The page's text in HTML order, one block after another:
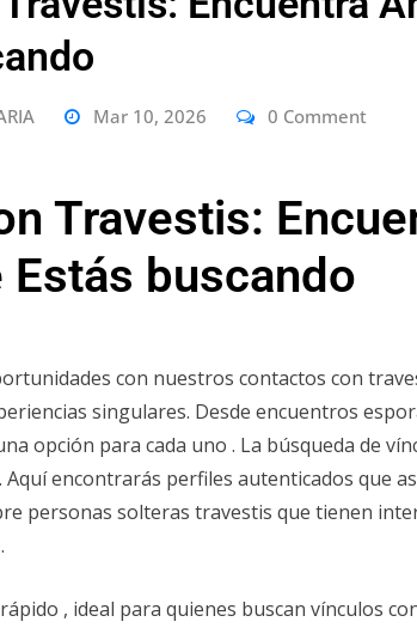
Mar 10, 2026 0 Comment
Travestis:
buscando
con nuestros contactos con
singulares. Desde encuentros
opción para cada uno . La búsqueda de
encontrarás perfiles autenticados que
personas solteras travestis que tienen
, ideal para quienes buscan vínculos